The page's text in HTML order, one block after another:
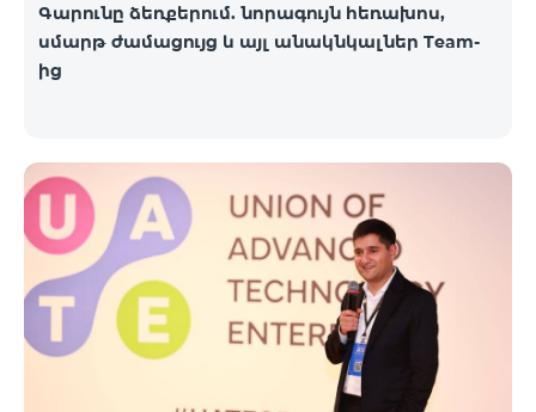
Գարունը ձեռքերում. նորագույն հեռախոս,
սմարթ ժամացույց և այլ անակնկալներ Team-
ից